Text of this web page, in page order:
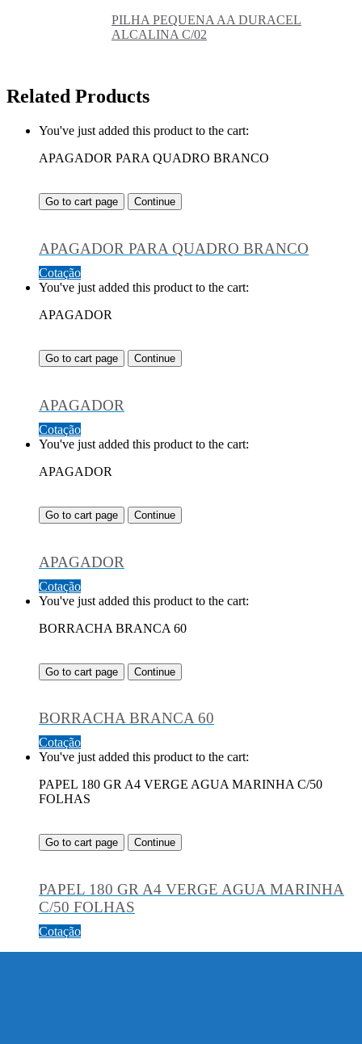
PILHA PEQUENA AA DURACEL
ALCALINA C/02
Related Products
You've just added this product to the cart:
APAGADOR PARA QUADRO BRANCO
Go to cart page Continue
APAGADOR PARA QUADRO BRANCO
Cotação
You've just added this product to the cart:
APAGADOR
Go to cart page Continue
APAGADOR
Cotação
You've just added this product to the cart:
APAGADOR
Go to cart page Continue
APAGADOR
Cotação
You've just added this product to the cart:
BORRACHA BRANCA 60
Go to cart page Continue
BORRACHA BRANCA 60
Cotação
You've just added this product to the cart:
PAPEL 180 GR A4 VERGE AGUA MARINHA C/50
FOLHAS
Go to cart page Continue
PAPEL 180 GR A4 VERGE AGUA MARINHA
C/50 FOLHAS
Cotação